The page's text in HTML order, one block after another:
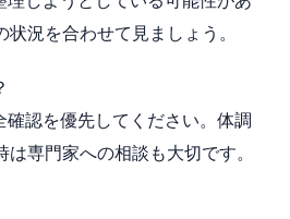
況を合わせて見ましょう。
認を優先してください。体調
専門家への相談も大切です。